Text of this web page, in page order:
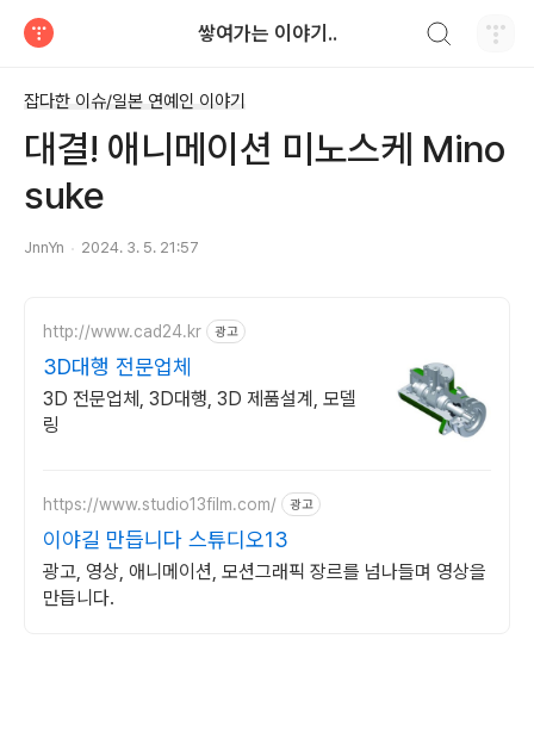
쌓여가는 이야기..
잡다한 이슈/일본 연예인 이야기
대결! 애니메이션 미노스케 Mino
suke
JnnYn 2024. 3. 5. 21:57
http://www.cad24.kr 광고
3D대행 전문업체
3D 전문업체, 3D대행, 3D 제품설계, 모델
링
https://www.studio13film.com/ 광고
이야길 만듭니다 스튜디오13
광고, 영상, 애니메이션, 모션그래픽 장르를 넘나들며 영상을
만듭니다.